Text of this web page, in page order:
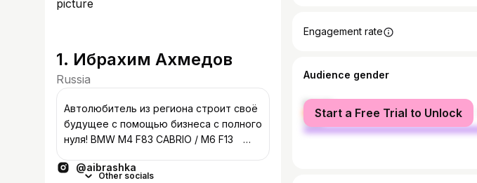
1. Ибрахим Ахмедов
Russia
Автолюбитель из региона строит своё
будущее с помощью бизнеса с полного
нуля! BMW M4 F83 CABRIO / M6 F13 ⠀
@aibrashka
Other socials
Engagement rate
Audience gender
female
male
Start a Free Trial to Unlock